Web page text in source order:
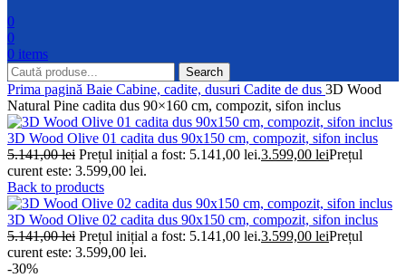
0
0
0 items
Search
Prima pagină Baie Cabine, cadite, dusuri Cadite de dus 3D Wood
Natural Pine cadita dus 90×160 cm, compozit, sifon inclus
3D Wood Olive 01 cadita dus 90x150 cm, compozit, sifon inclus
5.141,00lei Prețul inițial a fost: 5.141,00 lei.3.599,00 leiPrețul
curent este: 3.599,00 lei.
Back to products
3D Wood Olive 02 cadita dus 90x150 cm, compozit, sifon inclus
5.141,00lei Prețul inițial a fost: 5.141,00 lei.3.599,00 leiPrețul
curent este: 3.599,00 lei.
-30%